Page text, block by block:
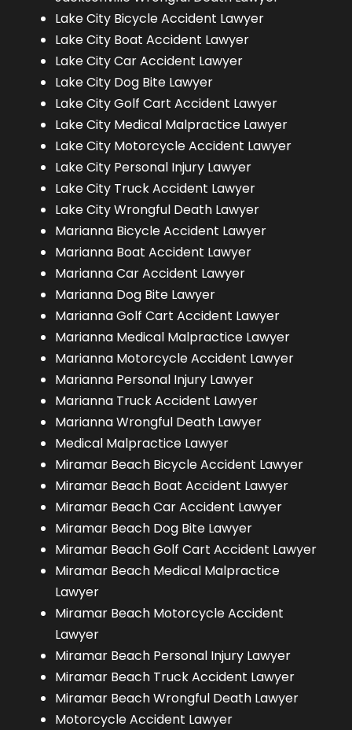
Lake City Bicycle Accident Lawyer
Lake City Boat Accident Lawyer
Lake City Car Accident Lawyer
Lake City Dog Bite Lawyer
Lake City Golf Cart Accident Lawyer
Lake City Medical Malpractice Lawyer
Lake City Motorcycle Accident Lawyer
Lake City Personal Injury Lawyer
Lake City Truck Accident Lawyer
Lake City Wrongful Death Lawyer
Marianna Bicycle Accident Lawyer
Marianna Boat Accident Lawyer
Marianna Car Accident Lawyer
Marianna Dog Bite Lawyer
Marianna Golf Cart Accident Lawyer
Marianna Medical Malpractice Lawyer
Marianna Motorcycle Accident Lawyer
Marianna Personal Injury Lawyer
Marianna Truck Accident Lawyer
Marianna Wrongful Death Lawyer
Medical Malpractice Lawyer
Miramar Beach Bicycle Accident Lawyer
Miramar Beach Boat Accident Lawyer
Miramar Beach Car Accident Lawyer
Miramar Beach Dog Bite Lawyer
Miramar Beach Golf Cart Accident Lawyer
Miramar Beach Medical Malpractice
Lawyer
Miramar Beach Motorcycle Accident
Lawyer
Miramar Beach Personal Injury Lawyer
Miramar Beach Truck Accident Lawyer
Miramar Beach Wrongful Death Lawyer
Motorcycle Accident Lawyer